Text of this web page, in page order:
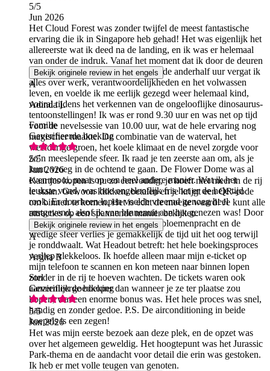
5/5
Jun 2026
Het Cloud Forest was zonder twijfel de meest fantastische
ervaring die ik in Singapore heb gehad! Het was eigenlijk het
allereerste wat ik deed na de landing, en ik was er helemaal
van onder de indruk. Vanaf het moment dat ik door de deuren
stapte, was ik betoverd. Het volgende anderhalf uur vergat ik
alles over werk, verantwoordelijkheden en het volwassen
leven, en voelde ik me eerlijk gezegd weer helemaal kind,
vooral tijdens het verkennen van de ongelooflijke dinosaurus-
tentoonstellingen! Ik was er rond 9.30 uur en was net op tijd
voor de nevelsessie van 10.00 uur, wat de hele ervaring nog
magischer maakte. De combinatie van de waterval, het
weelderige groen, het koele klimaat en de nevel zorgde voor
zo’n meeslepende sfeer. Ik raad je ten zeerste aan om, als je
kunt, vroeg in de ochtend te gaan. De Flower Dome was al
even mooi, maar op een heel andere manier. Wat ik het
leukste vond, was hoe ongelooflijk fris het er de hele tijd
rook. Er doorheen lopen voelde vreemd genoeg heel
rustgevend, alsof ik van binnenuit aan het genezen was! Door
de levendige kleuren, de prachtige bloemenpracht en de
vredige sfeer verlies je gemakkelijk de tijd uit het oog terwijl
je ronddwaalt. Wat Headout betreft: het hele boekingsproces
verliep vlekkeloos. Ik hoefde alleen maar mijn e-ticket op
mijn telefoon te scannen en kon meteen naar binnen lopen
zonder in de rij te hoeven wachten. De tickets waren ook
aanzienlijk goedkoper dan wanneer je ze ter plaatse zou
kopen, wat een enorme bonus was. Het hele proces was snel,
handig en zonder gedoe. P.S. De airconditioning in beide
koepels is een zegen!
Bekijk originele review in het engels
A
Adinda L
Familie
Geverifieerde boeking
5/5
Jun 2026
Kaartjes kopen is nu zo eenvoudig, je hoeft niet meer in de rij
te staan. Gewoon klikken, betalen en je krijgt een QR-code
om binnen te komen. Het is echt de moeite waard! Je kunt alle
attracties op een spannende manier bekijken.
Bekijk originele review in het engels
A
Argha B
Stel
Geverifieerde boeking
5/5
Jun 2026
Het was mijn eerste bezoek aan deze plek, en de opzet was
over het algemeen geweldig. Het hoogtepunt was het Jurassic
Park-thema en de aandacht voor detail die erin was gestoken.
Ik heb er met volle teugen van genoten.